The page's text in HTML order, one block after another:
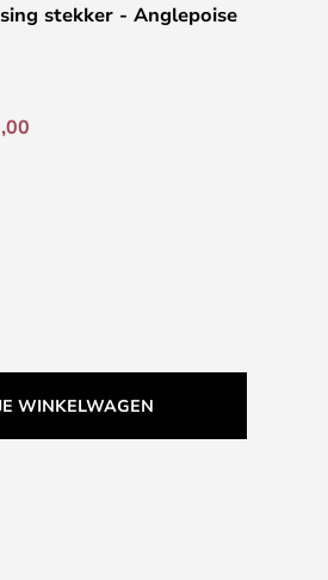
stekker - Anglepoise
WINKELWAGEN